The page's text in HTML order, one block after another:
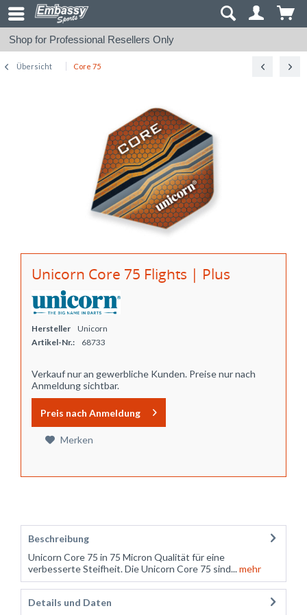
Shop for Professional Resellers Only
Übersicht Core 75
Unicorn Core 75 Flights | Plus
Hersteller
Unicorn
Artikel-Nr.:
68733
Verkauf nur an gewerbliche Kunden. Preise nur nach
Anmeldung sichtbar.
Preis nach Anmeldung
Merken
Beschreibung
Unicorn Core 75 in 75 Micron Qualität für eine
verbesserte Steifheit. Die Unicorn Core 75 sind...mehr
Details und Daten